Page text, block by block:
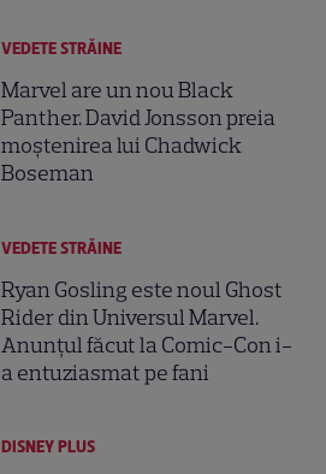
VEDETE STRĂINE
Marvel are un nou Black
Panther. David Jonsson preia
moștenirea lui Chadwick
Boseman
VEDETE STRĂINE
Ryan Gosling este noul Ghost
Rider din Universul Marvel.
Anunțul făcut la Comic-Con i-
a entuziasmat pe fani
DISNEY PLUS